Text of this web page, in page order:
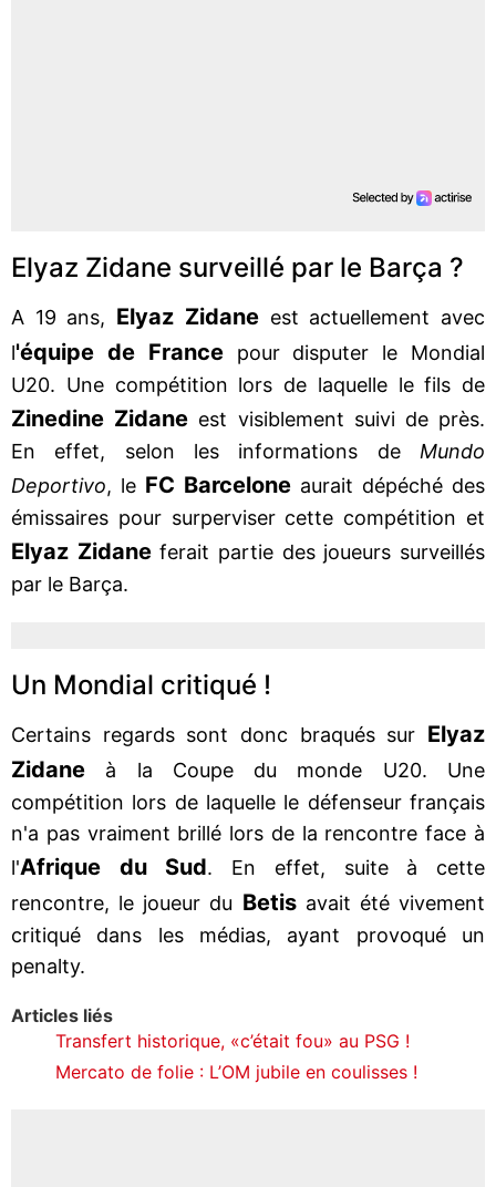
Elyaz Zidane surveillé par le Barça ?
A 19 ans, Elyaz Zidaneest actuellement avec
l'équipe de Francepour disputer le Mondial
U20. Une compétition lors de laquelle le fils de
Zinedine Zidane est visiblement suivi de près.
En effet, selon les informations de Mundo
Deportivo, le FC Barcelone aurait dépéché des
émissaires pour surperviser cette compétition et
Elyaz Zidaneferait partie des joueurs surveillés
par le Barça.
Un Mondial critiqué !
Certains regards sont donc braqués sur Elyaz
Zidane à la Coupe du monde U20. Une
compétition lors de laquelle le défenseur français
n'a pas vraiment brillé lors de la rencontre face à
l'Afrique du Sud. En effet, suite à cette
rencontre, le joueur du Betis avait été vivement
critiqué dans les médias, ayant provoqué un
penalty.
Articles liés
Transfert historique, «c’était fou» au PSG !
Mercato de folie : L’OM jubile en coulisses !